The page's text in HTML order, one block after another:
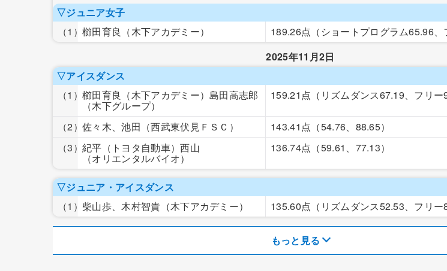
▽ジュニア女子
（1）櫛田育良 （木下アカデミー） 189.26点 （ショートプログラム65.96、
2025年11月2日
▽アイスダンス
（1）櫛田育良 （木下アカデミー）島田高志郎
（木下グループ）
159.21点 （リズムダンス67.19、フリー
（2）佐々木、池田 （西武東伏見ＦＳＣ） 143.41点 （54.76、88.65）
（3）紀平 （トヨタ自動車）西山
（オリエンタルバイオ）
136.74点 （59.61、77.13）
▽ジュニア・アイスダンス
（1） 柴山歩、木村智貴 （木下アカデミー） 135.60点 （リズムダンス52.53、フリー
もっと見る